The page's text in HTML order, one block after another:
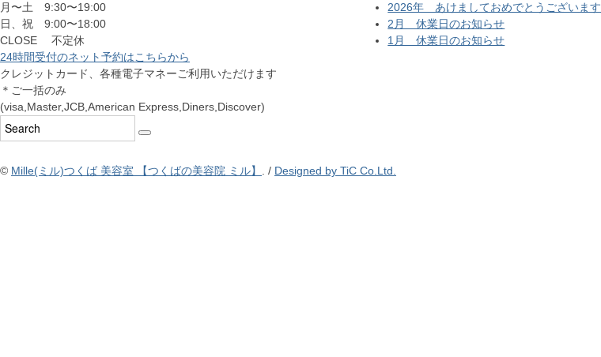
月〜土 9:30〜19:00
日、祝 9:00〜18:00
CLOSE 不定休
24時間受付のネット予約はこちらから
クレジットカード、各種電子マネーご利用いただけます
＊ご一括のみ
(visa,Master,JCB,American Express,Diners,Discover)
2026年 あけましておめでとうございます
2月 休業日のお知らせ
1月 休業日のお知らせ
© Mille(ミル)つくば 美容室 【つくばの美容院 ミル】 . / Designed by TiC Co.Ltd.